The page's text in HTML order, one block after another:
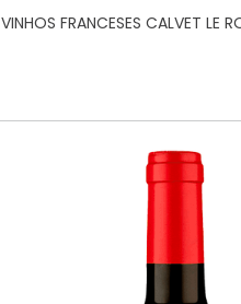
FRANCESES CALVET LE